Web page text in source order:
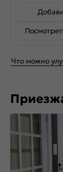
Что можно